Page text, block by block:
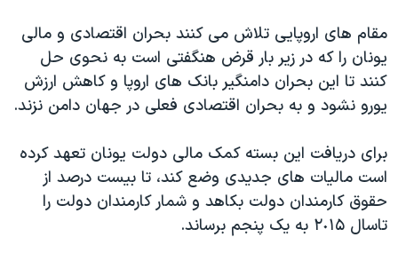
مقام های اروپايی تلاش می کنند بحران اقتصادی و مالی
يونان را که در زير بار قرض هنگفتی است به نحوی حل
کنند تا اين بحران دامنگير بانک های اروپا و کاهش ارزش
يورو نشود و به بحران اقتصادی فعلی در جهان دامن نزند.
برای دريافت اين بسته کمک مالی دولت يونان تعهد کرده
است ماليات های جديدی وضع کند، تا بيست درصد از
حقوق کارمندان دولت بکاهد و شمار کارمندان دولت را
تاسال ٢٠١۵ به يک پنجم برساند.